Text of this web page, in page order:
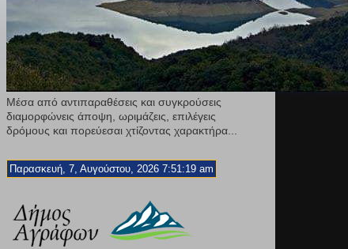
Μέσα από αντιπαραθέσεις και συγκρούσεις
διαμορφώνεις άποψη, ωριμάζεις, επιλέγεις
δρόμους και πορεύεσαι χτίζοντας χαρακτήρα...
Παρασκευή, 7, Αυγούστου, 2026 7:51:20 am